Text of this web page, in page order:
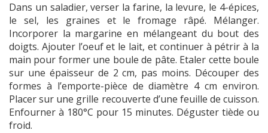
Dans un saladier, verser la farine, la levure, le 4-épices,
le sel, les graines et le fromage râpé. Mélanger.
Incorporer la margarine en mélangeant du bout des
doigts. Ajouter l’oeuf et le lait, et continuer à pétrir à la
main pour former une boule de pâte. Etaler cette boule
sur une épaisseur de 2 cm, pas moins. Découper des
formes à l’emporte-pièce de diamètre 4 cm environ.
Placer sur une grille recouverte d’une feuille de cuisson.
Enfourner à 180°C pour 15 minutes. Déguster tiède ou
froid.